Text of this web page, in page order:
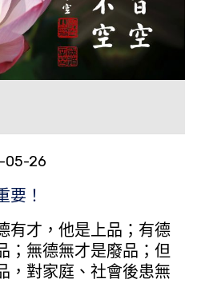
05-26
要！
有才，他是上品；有德
；無德無才是廢品；但
，對家庭、社會後患無